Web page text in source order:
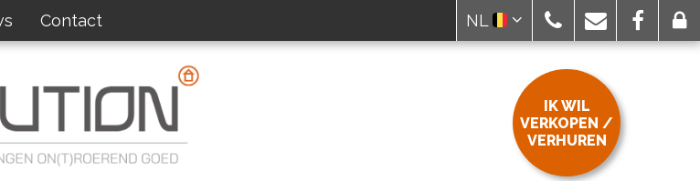
Contact NL
IK WIL
VERKOPEN /
VERHUREN